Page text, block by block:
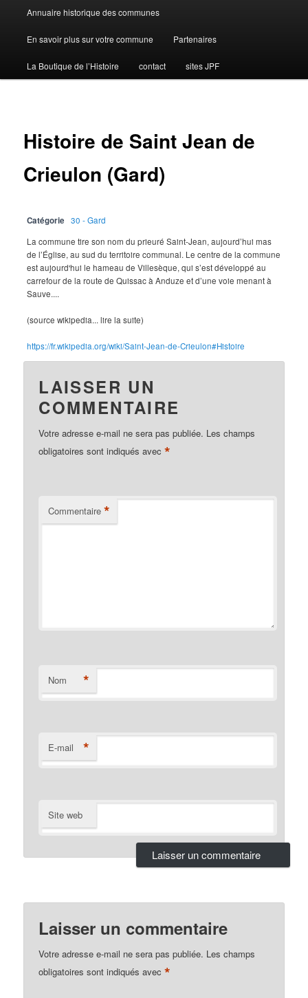
Menu
principal
Annuaire historique des communes
En savoir plus sur votre commune Partenaires
La Boutique de l’Histoire contact sites JPF
Histoire de Saint Jean de
Crieulon (Gard)
Catégorie
30 - Gard
La commune tire son nom du prieuré Saint-Jean, aujourd’hui mas
de l’Église, au sud du territoire communal. Le centre de la commune
est aujourd'hui le hameau de Villesèque, qui s’est développé au
carrefour de la route de Quissac à Anduze et d’une voie menant à
Sauve....
(source wikipedia... lire la suite)
https://fr.wikipedia.org/wiki/Saint-Jean-de-Crieulon#Histoire
LAISSER UN
COMMENTAIRE
Votre adresse e-mail ne sera pas publiée. Les champs
obligatoires sont indiqués avec*
Commentaire *
Nom *
E-mail *
Site web
Laisser un commentaire
Votre adresse e-mail ne sera pas publiée. Les champs
obligatoires sont indiqués avec*